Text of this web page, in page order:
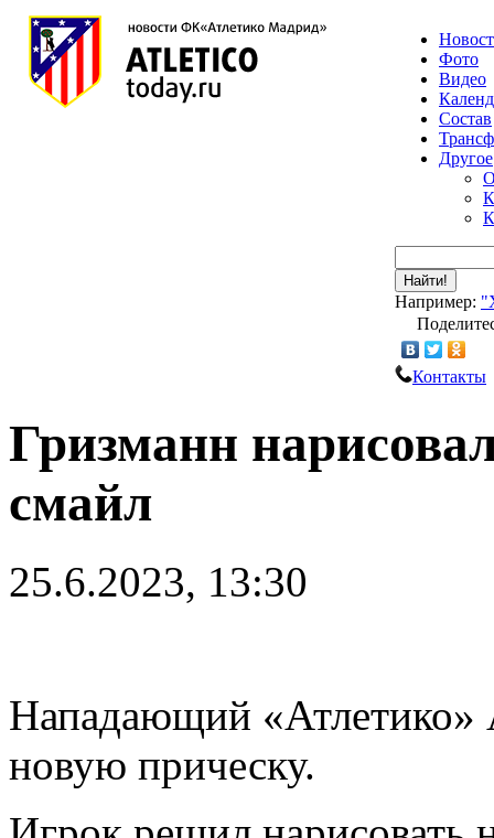
Фото
Видео
Состав
Другое
Найти!
Например:
Контакты
Гризманн
смайл
25.6.2023, 13:30
Нападающий «Атлетико»
новую прическу.